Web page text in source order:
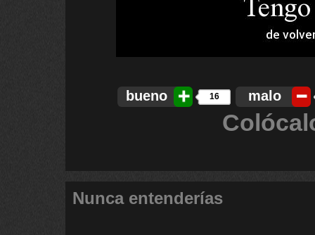
bueno 16 malo
Nunca entenderías